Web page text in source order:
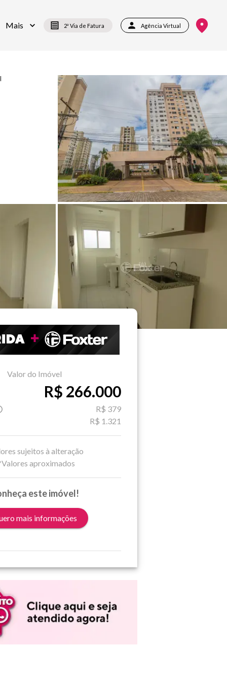
Mais 2ª Via de Fatura Agência Virtual
Valor do Imóvel
R$ 266.000
R$ 379
R$ 1.321
sujeitos à alteração
aproximados
este imóvel!
mais informações